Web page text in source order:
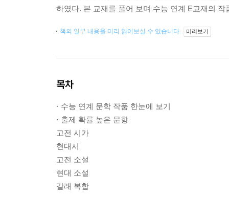
하였다. 본 교재를 풀어 보며 수능 연계 E교재의
책의 일부 내용을 미리 읽어보실 수 있습니다. 미리보기
목차
· 수능 연계 문학 작품 한눈에 보기
· 출제 확률 높은 문항
고전 시가
현대시
고전 소설
현대 소설
갈래 복합